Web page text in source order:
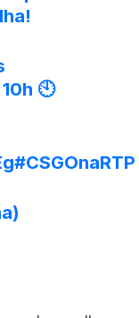
🕙
#CSGOnaRTP